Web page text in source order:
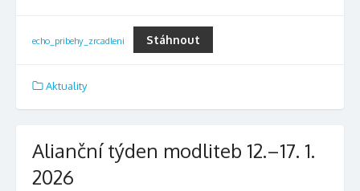
echo_pribehy_zrcadleni Stáhnout
Aktuality
Alianční týden modliteb 12.–17. 1.
2026